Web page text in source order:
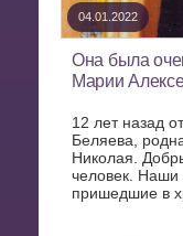
04.01.2022
Она была
Марии
12 лет назад
Беляева,
Николая.
человек. Наши
пришедшие в